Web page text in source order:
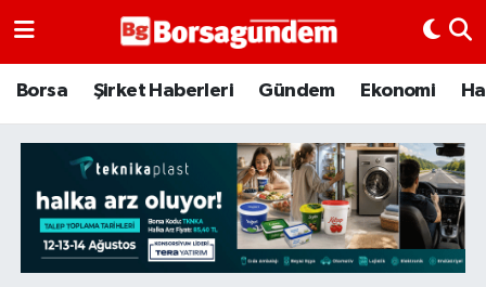
Borsa Şirket Haberleri Gündem Ekonomi
Borsa
Emtia
Galeri